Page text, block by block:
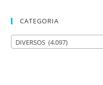
CATEGORIA
DIVERSOS (4.097)